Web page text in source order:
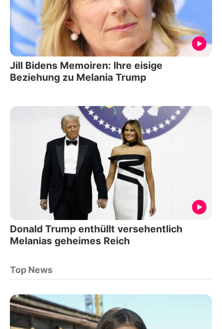
Jill Bidens Memoiren: Ihre eisige
Beziehung zu Melania Trump
Donald Trump enthüllt versehentlich
Melanias geheimes Reich
Top News